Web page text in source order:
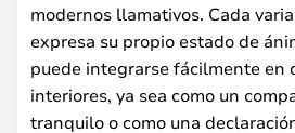
modernos llamativos. Cada
expresa su propio estado de
puede integrarse fácilmente en
interiores, ya sea como un
tranquilo o como una